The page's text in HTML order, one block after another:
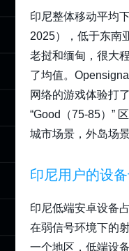
印尼整体移动平均
2025），低于东南
老挝和缅甸，很大
了均值。
网络的游戏体验打
“Good（75-85）”
城市场景，外岛场
印尼用户的设
印尼低端安卓设备
在弱信号环境下的
一个地区，低端设